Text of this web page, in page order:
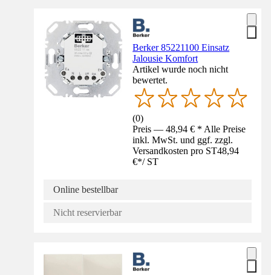
Berker 85221100 Einsatz
Jalousie Komfort
Artikel wurde noch nicht
bewertet.
(0)
Preis — 48,94 € * Alle Preise
inkl. MwSt. und ggf. zzgl.
Versandkosten pro ST48,94
€*/ ST
Online bestellbar
Nicht reservierbar